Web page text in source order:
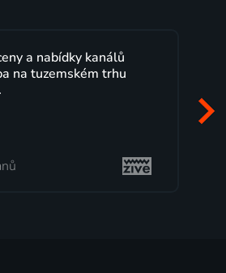
Lepší.TV sleduji už několik let s
maximální spokojeností. Velký výběr
začátek programu, to je přesně to, co
Milada Tomešová